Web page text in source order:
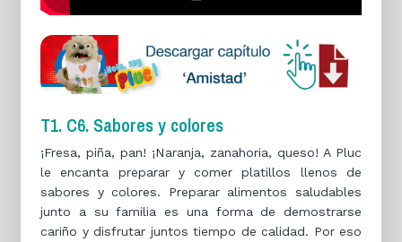
T1. C6. Sabores y colores
¡Fresa, piña, pan! ¡Naranja, zanahoria, queso! A Pluc
le encanta preparar y comer platillos llenos de
sabores y colores. Preparar alimentos saludables
junto a su familia es una forma de demostrarse
cariño y disfrutar juntos tiempo de calidad. Por eso